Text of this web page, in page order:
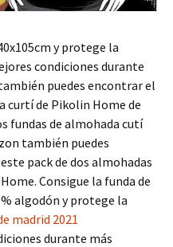
y protege la
condiciones durante
puedes encontrar el
curtí de Pikolin Home de
fundas de almohada cutí
también puedes
pack de dos almohadas
Consigue la funda de
algodón y protege la
madrid 2021
durante más